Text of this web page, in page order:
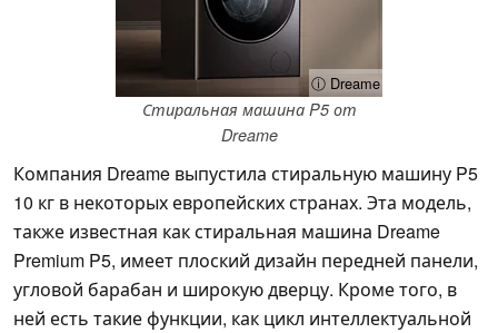
ⓘ Dreame
Стиральная машина P5 от
Dreame
Компания Dreame выпустила стиральную машину P5
10 кг в некоторых европейских странах. Эта модель,
также известная как стиральная машина Dreame
Premium P5, имеет плоский дизайн передней панели,
угловой барабан и широкую дверцу. Кроме того, в
ней есть такие функции, как цикл интеллектуальной